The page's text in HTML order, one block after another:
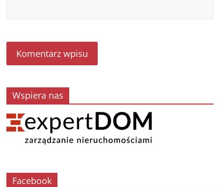
Wspiera nas
Facebook